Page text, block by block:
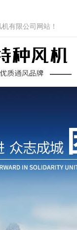
有限公司网站！